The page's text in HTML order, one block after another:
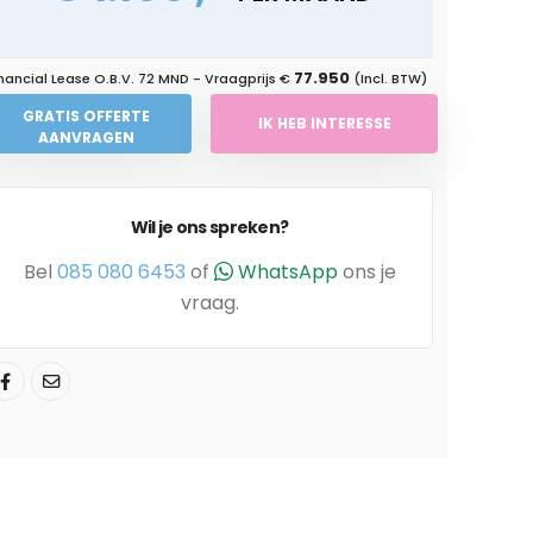
Lease O.B.V. 72 MND - Vraagprijs € 77.950 (Incl. BTW)
GRATIS OFFERTE
AANVRAGEN
IK HEB INTERESSE
Wil je ons spreken?
Bel 085 080 6453 of WhatsAppons je
vraag.